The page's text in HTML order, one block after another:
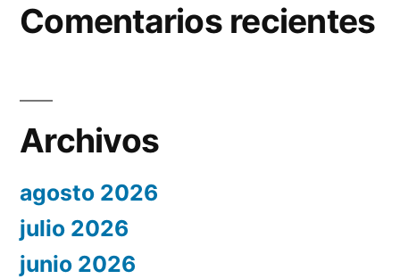
Comentarios recientes
Archivos
agosto 2026
julio 2026
junio 2026